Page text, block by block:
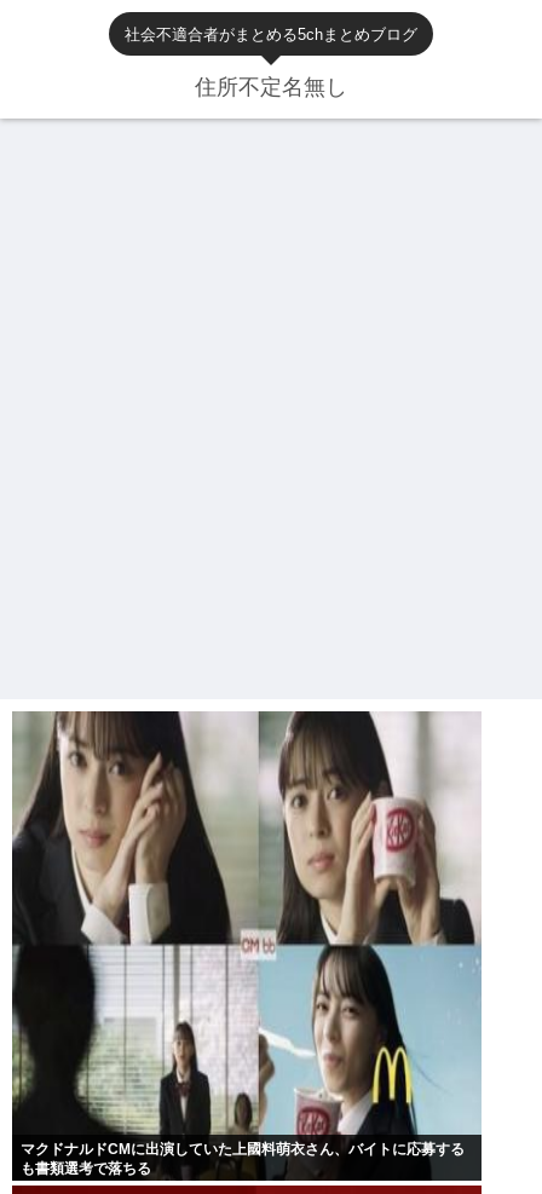
社会不適合者がまとめる5chまとめブログ
住所不定名無し
マクドナルドCMに出演していた上國料萌衣さん、バイトに応募する
も書類選考で落ちる